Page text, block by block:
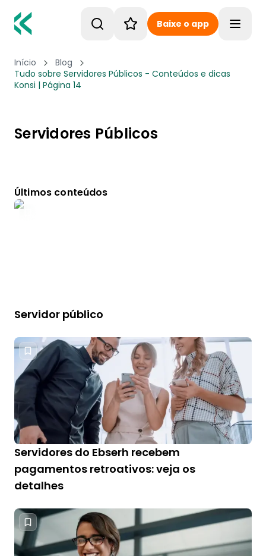
Baixe o app
Início
Blog
Tudo sobre Servidores Públicos - Conteúdos e dicas
Konsi | Página 14
Servidores Públicos
Últimos conteúdos
Servidor público
Servidores do Ebserh recebem
pagamentos retroativos: veja os
detalhes